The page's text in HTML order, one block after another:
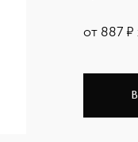
от 887 ¤